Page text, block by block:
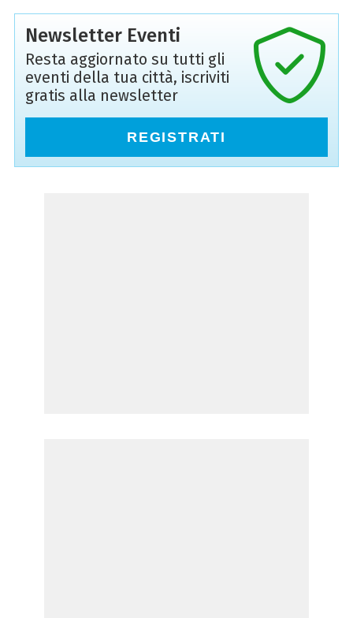
Newsletter Eventi
Resta aggiornato su tutti gli
eventi della tua città, iscriviti
gratis alla newsletter
REGISTRATI